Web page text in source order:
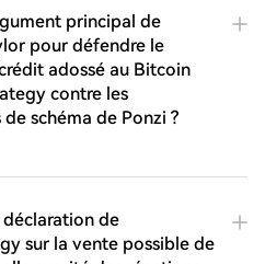
principal de
pour défendre le
adossé au Bitcoin
contre les
schéma de Ponzi ?
de
sur la vente possible de